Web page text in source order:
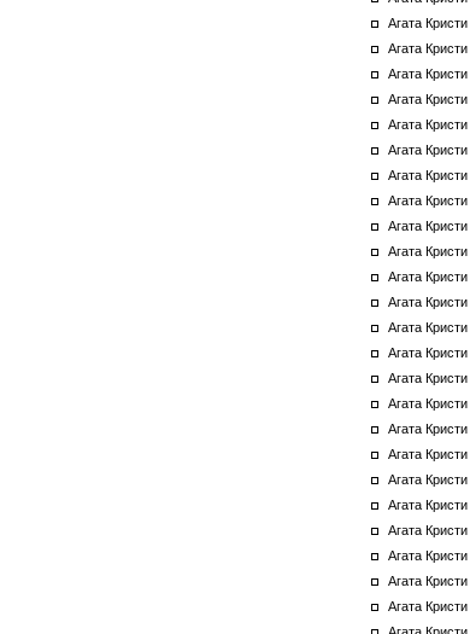
Агата Кристи
Агата Кристи
Агата Кристи
Агата Кристи
Агата Кристи
Агата Кристи
Агата Кристи
Агата Кристи
Агата Кристи
Агата Кристи
Агата Кристи
Агата Кристи
Агата Кристи
Агата Кристи
Агата Кристи
Агата Кристи
Агата Кристи
Агата Кристи
Агата Кристи
Агата Кристи
Агата Кристи
Агата Кристи
Агата Кристи
Агата Кристи